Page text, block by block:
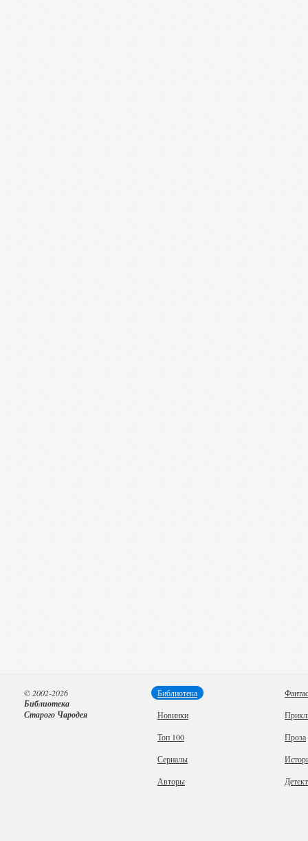
Библиотека
Новинки
Топ 100
Сериалы
Авторы
Проза
© 2002-2026
Библиотека
Старого Чародея